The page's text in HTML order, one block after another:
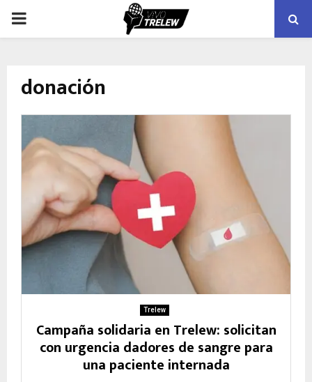
PRIMARY
donación
Trelew
Campaña solidaria en Trelew: solicitan
con urgencia dadores de sangre para
una paciente internada